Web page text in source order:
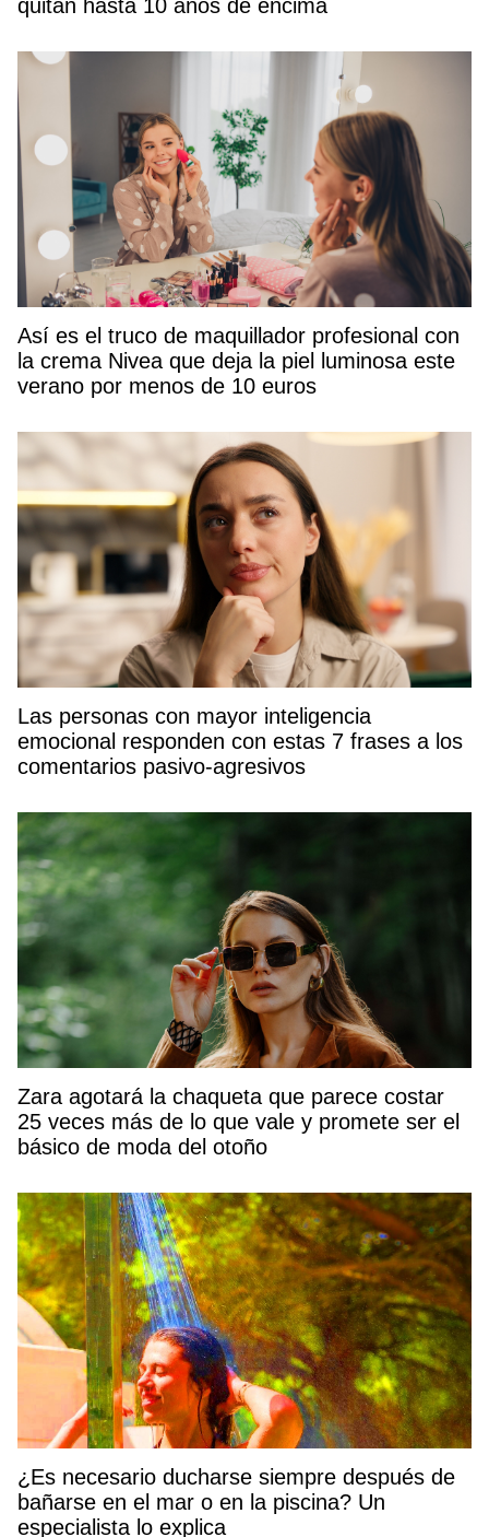
quitan hasta 10 años de encima
Así es el truco de maquillador profesional con
la crema Nivea que deja la piel luminosa este
verano por menos de 10 euros
Las personas con mayor inteligencia
emocional responden con estas 7 frases a los
comentarios pasivo-agresivos
Zara agotará la chaqueta que parece costar
25 veces más de lo que vale y promete ser el
básico de moda del otoño
¿Es necesario ducharse siempre después de
bañarse en el mar o en la piscina? Un
especialista lo explica